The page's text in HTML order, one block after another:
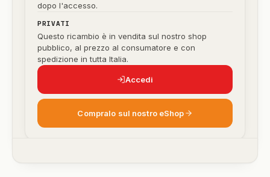
dopo l'accesso.
PRIVATI
Questo ricambio è in vendita sul nostro shop
pubblico, al prezzo al consumatore e con
spedizione in tutta Italia.
Accedi
Compralo sul nostro eShop